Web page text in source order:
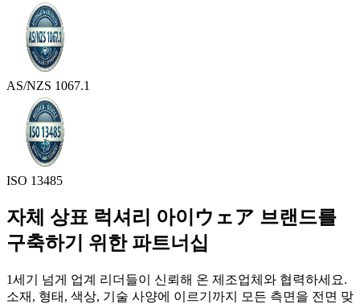
AS/NZS 1067.1
ISO 13485
자체 상표 럭셔리 아이ウェア 브랜드를
구축하기 위한 파트너십
1세기 넘게 업계 리더들이 신뢰해 온 제조업체와 협력하세요.
소재, 형태, 색상, 기술 사양에 이르기까지 모든 측면을 전면 맞